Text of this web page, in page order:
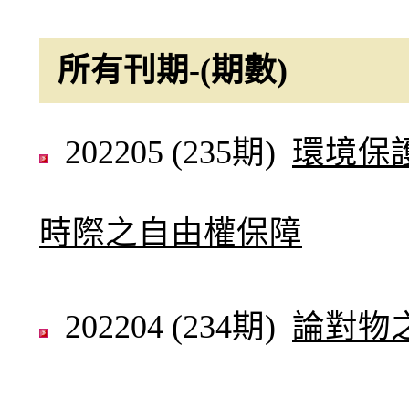
所有刊期-(期數)
202205 (235期) 環境保
時際之自由權保障
202204 (234期) 論對物